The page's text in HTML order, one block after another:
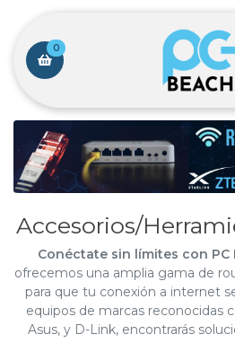
0
Accesorios/
Conéctate sin límites con PC
ofrecemos una amplia gama de
para que tu conexión a internet
equipos de marcas reconocidas
Asus, y D-Link, encontrarás